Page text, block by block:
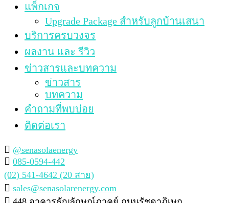
แพ็กเกจ
Upgrade Package สำหรับลูกบ้านเสนา
บริการครบวงจร
ผลงาน และ รีวิว
ข่าวสารและบทความ
ข่าวสาร
บทความ
คำถามที่พบบ่อย
ติดต่อเรา
@senasolaenergy
085-0594-442
(02) 541-4642 (20 สาย)
sales@senasolarenergy.com